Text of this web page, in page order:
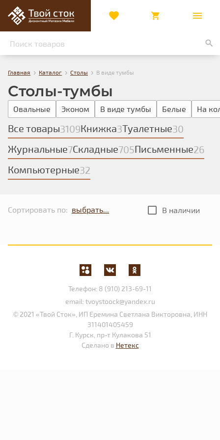
Главная › Каталог › Столы › В виде тумбы
Столы-тумбы
Овальные Эконом В виде тумбы Белые На
Все товары3109Книжка3Туалетные30
Журнальные7Складные705Письменные26
Компьютерные32
Сортировать по: В наличии
Телефон: 8 (910) 213-69-11
email: tvoystoock@yandex.ru
© 2021 «Твой Сток», ИП Еремина Светлана Викторовна, ИНН
311401405459
Г. Курск, пр-т Кулакова 51
Сделано в Нетекс